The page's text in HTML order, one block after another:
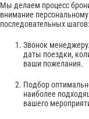
Мы делаем процесс
внимание
последовательных шагов:
Звонок
даты поездки,
ваши пожелания.
Подбор
наиболее
вашего